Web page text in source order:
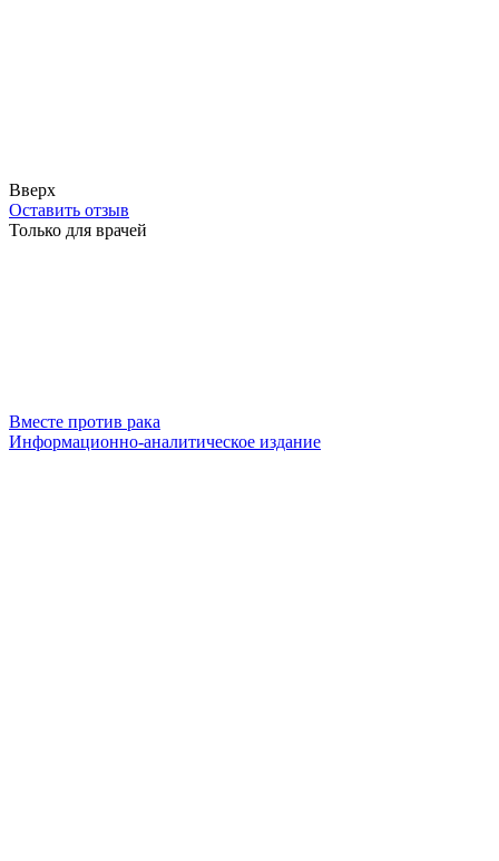
Вверх
Оставить отзыв
Только для врачей
Вместе против рака
Информационно-аналитическое издание